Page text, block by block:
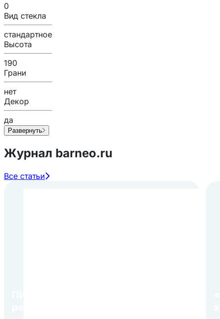
0
Вид стекла
стандартное
Высота
190
Грани
нет
Декор
да
Развернуть
Журнал barneo.ru
Все статьи